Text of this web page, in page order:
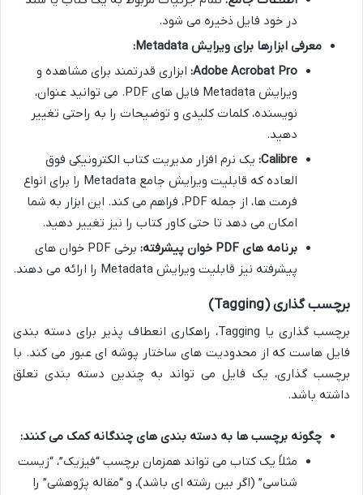
در خود فایل ذخیره می شود.
معرفی ابزارها برای ویرایش Metadata:
Adobe Acrobat Pro: ابزاری قدرتمند برای مشاهده و
ویرایش Metadata فایل های PDF. می توانید عنوان،
نویسنده، کلمات کلیدی و توضیحات را به راحتی تغییر
دهید.
Calibre: یک نرم افزار مدیریت کتاب الکترونیکی فوق
العاده که قابلیت ویرایش جامع Metadata را برای انواع
فرمت ها، از جمله PDF، فراهم می کند. این ابزار به شما
امکان می دهد تا حتی کاور کتاب را نیز تغییر دهید.
برنامه های PDF خوان پیشرفته:
برخی PDF خوان های
پیشرفته نیز قابلیت ویرایش Metadata را ارائه می دهند.
برچسب گذاری (Tagging)
برچسب گذاری یا Tagging، راهکاری انعطاف پذیر برای دسته بندی
فایل هاست که از محدودیت های ساختار پوشه ای عبور می کند. با
برچسب گذاری، یک فایل می تواند به چندین دسته بندی تعلق
داشته باشد.
چگونه برچسب ها به دسته بندی های چندگانه کمک می کنند:
مثلاً یک کتاب می تواند همزمان برچسب “فیزیک”، “زیست
شناسی” (اگر بین رشته ای باشد)، و “مقاله پژوهشی” را